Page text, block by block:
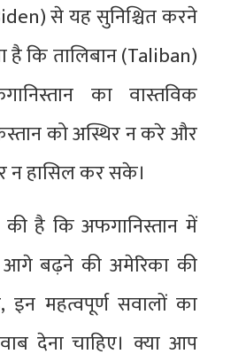
से यह सुनिश्चित करने
है कि तालिबान (Taliban)
का वास्तविक
को अस्थिर न करे और
न हासिल कर सके।
की है कि अफगानिस्तान में
बढ़ने की अमेरिका की
इन महत्वपूर्ण सवालों का
देना चाहिए। क्या आप